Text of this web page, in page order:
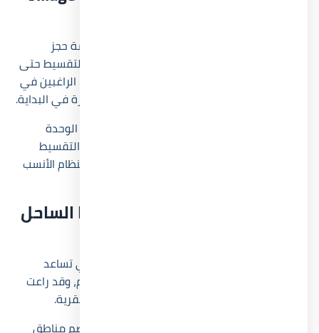
أتاحت شركة لاند مارك صبور للتطوير العقاري أنظمة حجز
وتقسيط مرنة تبدأ بمقدم 10% فقط مع إمكانية التقسيط حتى
8 سنوات. وقد جاءت هذه الأنظمة لتناسب العملاء الراغبين في
الاستثمار طويل المدى دون تحمل أعباء مالية كبيرة في البداية.
يوفر المشروع أيضاً خطط سداد متنوعة بحسب نوع الوحدة
ومساحتها، بينما تختلف قيمة الأقساط وفق مدة التقسيط
المختارة. ويساعد هذا التنوع العملاء على اختيار النظام الأنسب
أهم المرافق وخدمات قرية زويا الساحل
يضم المشروع مجموعة متكاملة من الخدمات التي تساعد
السكان والزوار على قضاء تجربة مريحة طوال العام، وقد راعت
الشركة تنوع الأنشطة الترفيهية والخدمية داخل القرية.
يمتد النادي الاجتماعي على مساحة واسعة تضم مناطق